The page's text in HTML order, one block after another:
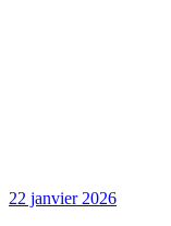
22 janvier 2026